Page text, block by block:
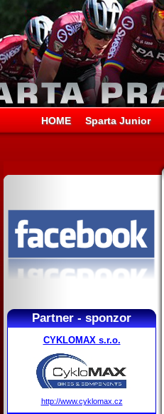
HOME Sparta Junior
Partner - sponzor
CYKLOMAX s.r.o.
http://www.cyklomax.cz